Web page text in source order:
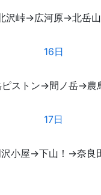
沢峠→広河原→北岳
16日
ピストン→間ノ岳→農
17日
沢小屋→下山！→奈良